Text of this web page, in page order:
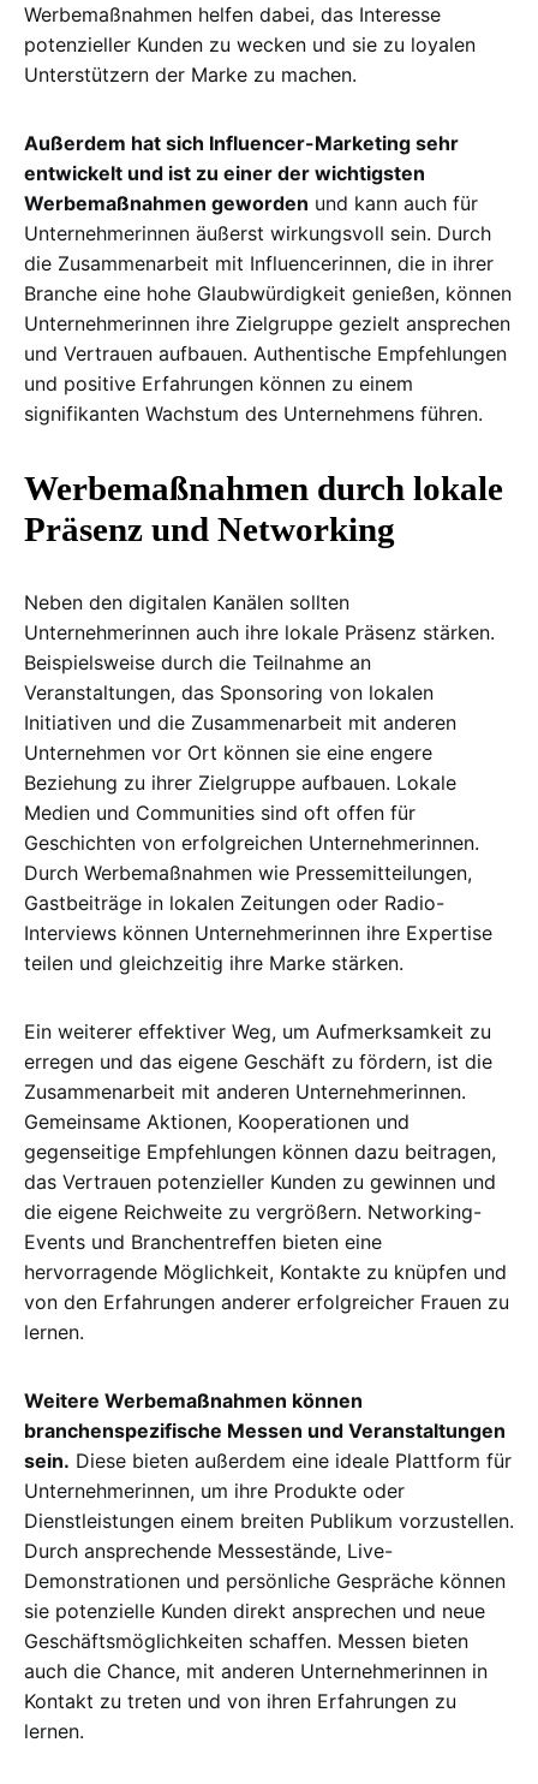
Werbemaßnahmen helfen dabei, das Interesse
potenzieller Kunden zu wecken und sie zu loyalen
Unterstützern der Marke zu machen.
Außerdem hat sich Influencer-Marketing sehr
entwickelt und ist zu einer der wichtigsten
Werbemaßnahmen geworden und kann auch für
Unternehmerinnen äußerst wirkungsvoll sein. Durch
die Zusammenarbeit mit Influencerinnen, die in ihrer
Branche eine hohe Glaubwürdigkeit genießen, können
Unternehmerinnen ihre Zielgruppe gezielt ansprechen
und Vertrauen aufbauen. Authentische Empfehlungen
und positive Erfahrungen können zu einem
signifikanten Wachstum des Unternehmens führen.
Werbemaßnahmen durch lokale
Präsenz und Networking
Neben den digitalen Kanälen sollten
Unternehmerinnen auch ihre lokale Präsenz stärken.
Beispielsweise durch die Teilnahme an
Veranstaltungen, das Sponsoring von lokalen
Initiativen und die Zusammenarbeit mit anderen
Unternehmen vor Ort können sie eine engere
Beziehung zu ihrer Zielgruppe aufbauen. Lokale
Medien und Communities sind oft offen für
Geschichten von erfolgreichen Unternehmerinnen.
Durch Werbemaßnahmen wie Pressemitteilungen,
Gastbeiträge in lokalen Zeitungen oder Radio-
Interviews können Unternehmerinnen ihre Expertise
teilen und gleichzeitig ihre Marke stärken.
Ein weiterer effektiver Weg, um Aufmerksamkeit zu
erregen und das eigene Geschäft zu fördern, ist die
Zusammenarbeit mit anderen Unternehmerinnen.
Gemeinsame Aktionen, Kooperationen und
gegenseitige Empfehlungen können dazu beitragen,
das Vertrauen potenzieller Kunden zu gewinnen und
die eigene Reichweite zu vergrößern. Networking-
Events und Branchentreffen bieten eine
hervorragende Möglichkeit, Kontakte zu knüpfen und
von den Erfahrungen anderer erfolgreicher Frauen zu
lernen.
Weitere Werbemaßnahmen können
branchenspezifische Messen und Veranstaltungen
sein. Diese bieten außerdem eine ideale Plattform für
Unternehmerinnen, um ihre Produkte oder
Dienstleistungen einem breiten Publikum vorzustellen.
Durch ansprechende Messestände, Live-
Demonstrationen und persönliche Gespräche können
sie potenzielle Kunden direkt ansprechen und neue
Geschäftsmöglichkeiten schaffen. Messen bieten
auch die Chance, mit anderen Unternehmerinnen in
Kontakt zu treten und von ihren Erfahrungen zu
lernen.